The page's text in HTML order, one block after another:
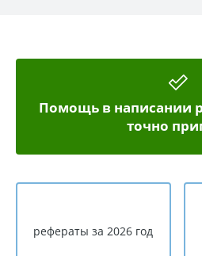
Помощь в написании
точно
рефераты за 2026 год